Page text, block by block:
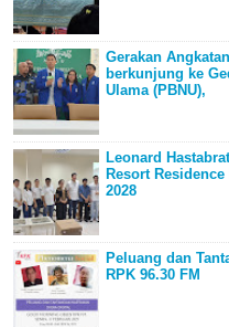
Gerakan
berkunjung ke
Ulama (PBNU),
Leonard
Resort
2028
Peluang dan
RPK 96.30 FM